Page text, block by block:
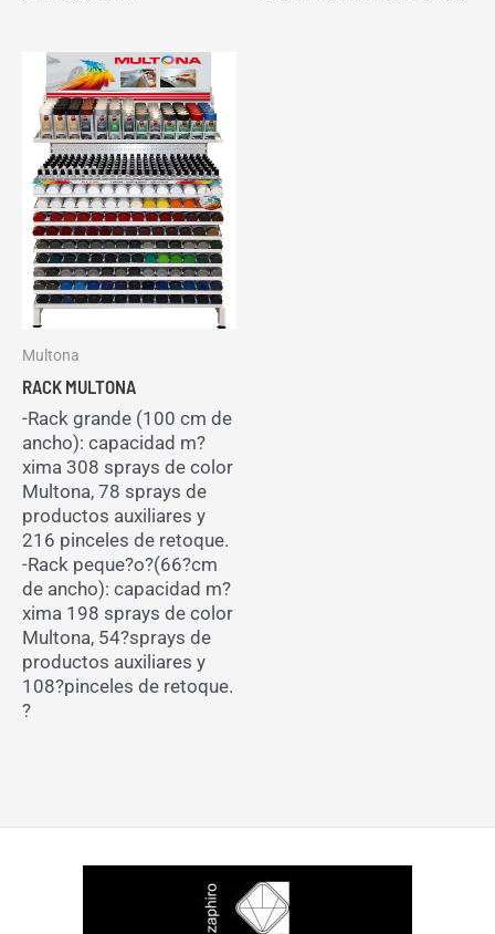
Multona
RACK MULTONA
-Rack grande (100 cm de
ancho): capacidad m?
xima 308 sprays de color
Multona, 78 sprays de
productos auxiliares y
216 pinceles de retoque.
-Rack peque?o?(66?cm
de ancho): capacidad m?
xima 198 sprays de color
Multona, 54?sprays de
productos auxiliares y
108?pinceles de retoque.
?